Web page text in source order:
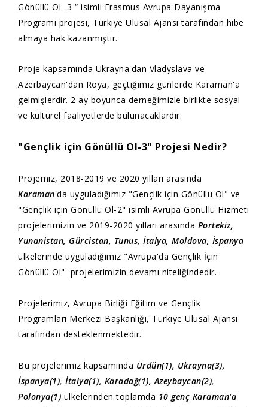
Gönüllü Ol -3 “ isimli Erasmus Avrupa Dayanışma
Programı projesi, Türkiye Ulusal Ajansı tarafından hibe
almaya hak kazanmıştır.
Proje kapsamında Ukrayna'dan Vladyslava ve
Azerbaycan'dan Roya, geçtiğimiz günlerde Karaman'a
gelmişlerdir. 2 ay boyunca derneğimizle birlikte sosyal
ve kültürel faaliyetlerde bulunacaklardır.
"Gençlik için Gönüllü Ol-3" Projesi Nedir?
Projemiz, 2018-2019 ve 2020 yılları arasında
Karaman'da uyguladığımız "Gençlik için Gönüllü Ol" ve
"Gençlik için Gönüllü Ol-2" isimli Avrupa Gönüllü Hizmeti
projelerimizin ve 2019-2020 yılları arasında Portekiz,
Yunanistan, Gürcistan, Tunus, İtalya, Moldova, İspanya
ülkelerinde uyguladığımız "Avrupa'da Gençlik İçin
Gönüllü Ol" projelerimizin devamı niteliğindedir.
Projelerimiz, Avrupa Birliği Eğitim ve Gençlik
Programları Merkezi Başkanlığı, Türkiye Ulusal Ajansı
tarafından desteklenmektedir.
Bu projelerimiz kapsamında Ürdün(1), Ukrayna(3),
İspanya(1), İtalya(1), Karadağ(1), Azeybaycan(2),
Polonya(1) ülkelerinden toplamda 10 genç Karaman'a